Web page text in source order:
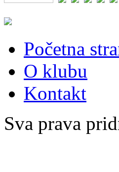
Početna
O klubu
Kontakt
Sva prava